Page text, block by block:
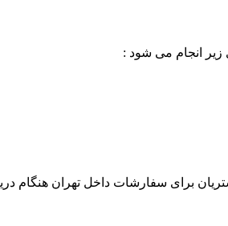
انجام می شود :
برای سفارشات داخل تهران هنگام